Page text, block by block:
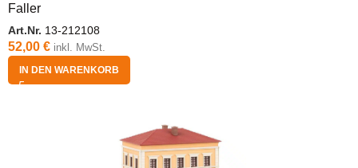
Faller
Art.Nr. 13-212108
52,00 € inkl. MwSt.
IN DEN WARENKORB